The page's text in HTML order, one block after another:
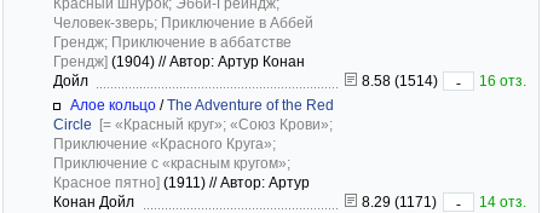
Человек-зверь; Приключение в Аббей
Грендж; Приключение в аббатстве
Грендж] (1904) //Автор: Артур Конан
Дойл
8.58 (1514) -
16 отз.
Алое кольцо /The Adventure of the Red
Circle [= «Красный круг»; «Союз Крови»;
Приключение «Красного Круга»;
Приключение с «красным кругом»;
Красное пятно] (1911) //Автор: Артур
Конан Дойл
8.29 (1171) -
14 отз.